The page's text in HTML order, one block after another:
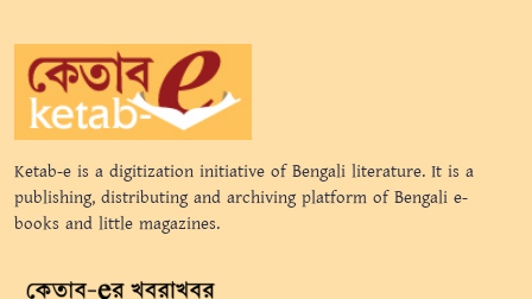
Ketab-e is a digitization initiative of Bengali literature. It is a
publishing, distributing and archiving platform of Bengali e-
books and little magazines.